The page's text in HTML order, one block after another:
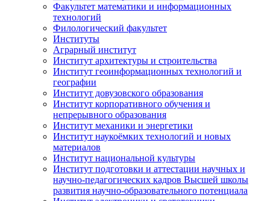
Факультет математики и информационных
технологий
Филологический факультет
Институты
Аграрный институт
Институт архитектуры и строительства
Институт геоинформационных технологий и
географии
Институт довузовского образования
Институт корпоративного обучения и
непрерывного образования
Институт механики и энергетики
Институт наукоёмких технологий и новых
материалов
Институт национальной культуры
Институт подготовки и аттестации научных и
научно-педагогических кадров Высшей школы
развития научно-образовательного потенциала